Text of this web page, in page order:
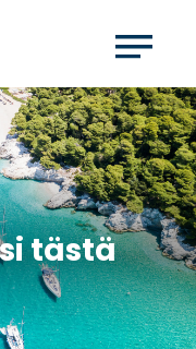
tästä